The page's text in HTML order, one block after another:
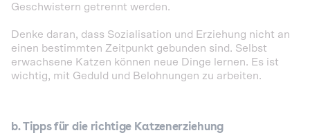
Geschwistern getrennt werden.
Denke daran, dass Sozialisation und Erziehung nicht an
einen bestimmten Zeitpunkt gebunden sind. Selbst
erwachsene Katzen können neue Dinge lernen. Es ist
wichtig, mit Geduld und Belohnungen zu arbeiten.
b. Tipps für die richtige Katzenerziehung